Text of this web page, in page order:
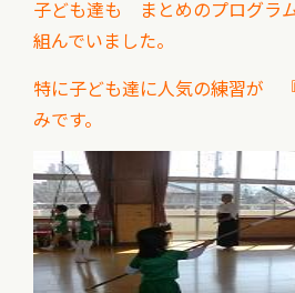
子ども達も まとめのプログラ
組んでいました。
特に子ども達に人気の練習が
みです。